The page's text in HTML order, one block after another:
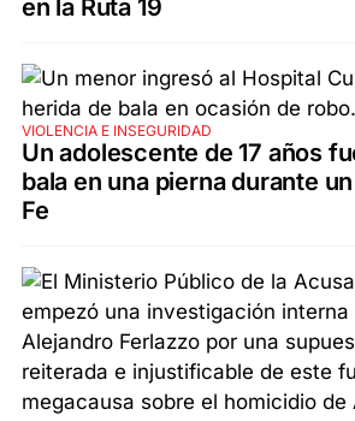
en la Ruta 19
VIOLENCIA E INSEGURIDAD
Un adolescente de 17 años
bala en una pierna durante
Fe